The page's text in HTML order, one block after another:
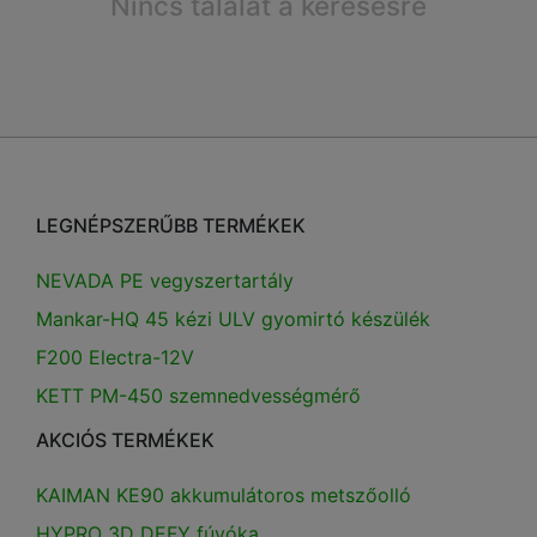
LEGNÉPSZERŰBB TERMÉKEK
NEVADA PE vegyszertartály
Mankar-HQ 45 kézi ULV gyomirtó készülék
F200 Electra-12V
KETT PM-450 szemnedvességmérő
AKCIÓS TERMÉKEK
KAIMAN KE90 akkumulátoros metszőolló